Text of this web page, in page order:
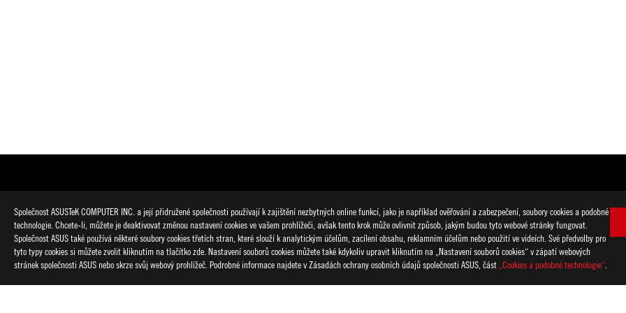
Společnost ASUSTeK COMPUTER INC. a její přidružené společnosti používají k zajištění nezbytných online funkcí, jako je například ověřování a zabezpečení, soubory cookies a podobné
technologie. Chcete-li, můžete je deaktivovat změnou nastavení cookies ve vašem prohlížeči, avšak tento krok může ovlivnit způsob, jakým budou tyto webové stránky fungovat.
Společnost ASUS také používá některé soubory cookies třetích stran, které slouží k analytickým účelům, zacílení obsahu, reklamním účelům nebo použití ve videích. Své předvolby pro
tyto typy cookies si můžete zvolit kliknutím na tlačítko zde. Nastavení souborů cookies můžete také kdykoliv upravit kliknutím na „Nastavení souborů cookies“ v zápatí webových
stránek společnosti ASUS nebo skrze svůj webový prohlížeč. Podrobné informace najdete v Zásadách ochrany osobních údajů společnosti ASUS, část „Cookies a podobné technologie“
Pro informace o lokálně dostupných produktech navštivte webové stránky příslušného státu.
Veškeré technické parametry mohou být bez předchozího upozornění změněny. Přesné nabídky naleznete u svého dodavatele.
Technické údaje a vlastnosti produktů se liší podle typu modelu. Všechny obrázky mají pouze ilustrativní charakter. Pro více
Barva PCB a verze přibaleného softwaru mohou být bez předchozího upozornění změněny.
Značky a názvy produktů uvedené v tomto textu jsou ochrannými známkami příslušných společností.
Pokud není uvedeno jinak, jsou všechny nároky na výkon založeny na teoretickém výkonu. Aktuální čísla se mohou lišit v reálných